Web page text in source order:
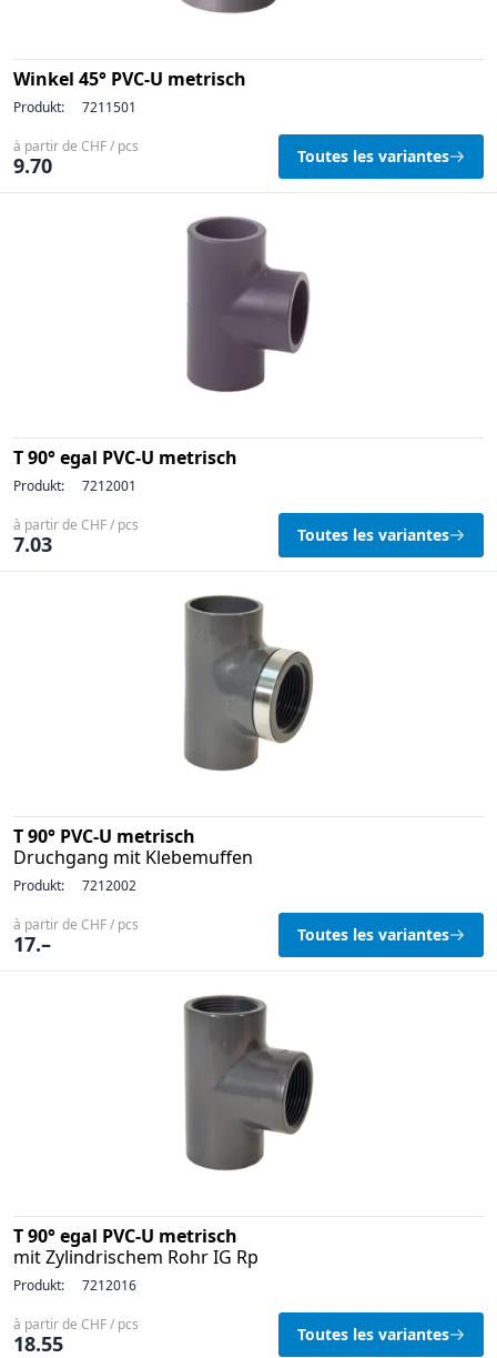
Winkel 45° PVC-U metrisch
Produkt: 7211501
à partir de CHF / pcs
9.70 Toutes les variantes
T 90° egal PVC-U metrisch
Produkt: 7212001
à partir de CHF / pcs
7.03 Toutes les variantes
T 90° PVC-U metrisch
Druchgang mit Klebemuffen
Produkt: 7212002
à partir de CHF / pcs
17.– Toutes les variantes
T 90° egal PVC-U metrisch
mit Zylindrischem Rohr IG Rp
Produkt: 7212016
à partir de CHF / pcs
18.55 Toutes les variantes